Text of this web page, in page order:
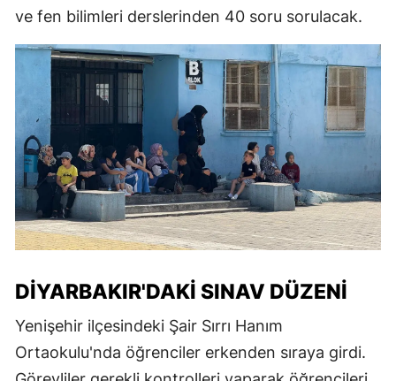
ve fen bilimleri derslerinden 40 soru sorulacak.
DIYARBAKIR'DAKI SINAV DÜZENI
Yenişehir ilçesindeki Şair Sırrı Hanım
Ortaokulu'nda öğrenciler erkenden sıraya girdi.